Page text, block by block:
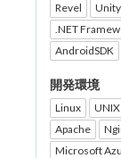
Revel
Unity
.NET
AndroidSDK
開発環境
Linux UNIX
Apache
Microsoft